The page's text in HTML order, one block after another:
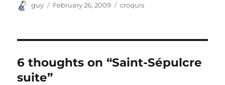
Author
guy
Posted
February 26, 2009 Categories
croquis
6 thoughts on “Saint-Sépulcre
suite”